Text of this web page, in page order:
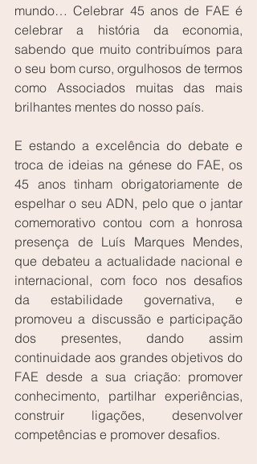
mundo… Celebrar 45 anos de FAE é
celebrar a história da economia,
sabendo que muito contribuímos para
o seu bom curso, orgulhosos de termos
como Associados muitas das mais
brilhantes mentes do nosso país.
E estando a excelência do debate e
troca de ideias na génese do FAE, os
45 anos tinham obrigatoriamente de
espelhar o seu ADN, pelo que o jantar
comemorativo contou com a honrosa
presença de Luís Marques Mendes,
que debateu a actualidade nacional e
internacional, com foco nos desafios
da estabilidade governativa, e
promoveu a discussão e participação
dos presentes, dando assim
continuidade aos grandes objetivos do
FAE desde a sua criação: promover
conhecimento, partilhar experiências,
construir ligações, desenvolver
competências e promover desafios.